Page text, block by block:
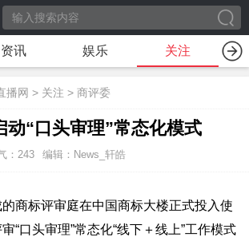
资讯 娱乐 关注
播网 > 关注 > 商评委
动“口头审理”常态化模式
： 243 编辑：News_轩皓
商标评审庭在中国商标大楼正式投入使
“口头审理”常态化“线下＋线上”工作模式